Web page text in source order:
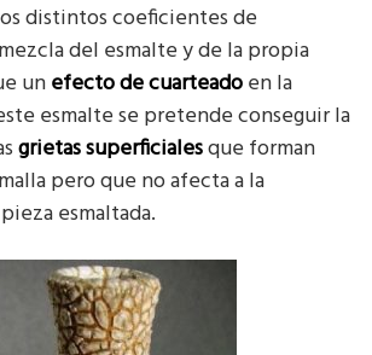
distintos coeficientes de
del esmalte y de la propia
unefecto de cuarteadoen la
esmalte se pretende conseguir la
grietas superficialesque forman
pero que no afecta a la
esmaltada.